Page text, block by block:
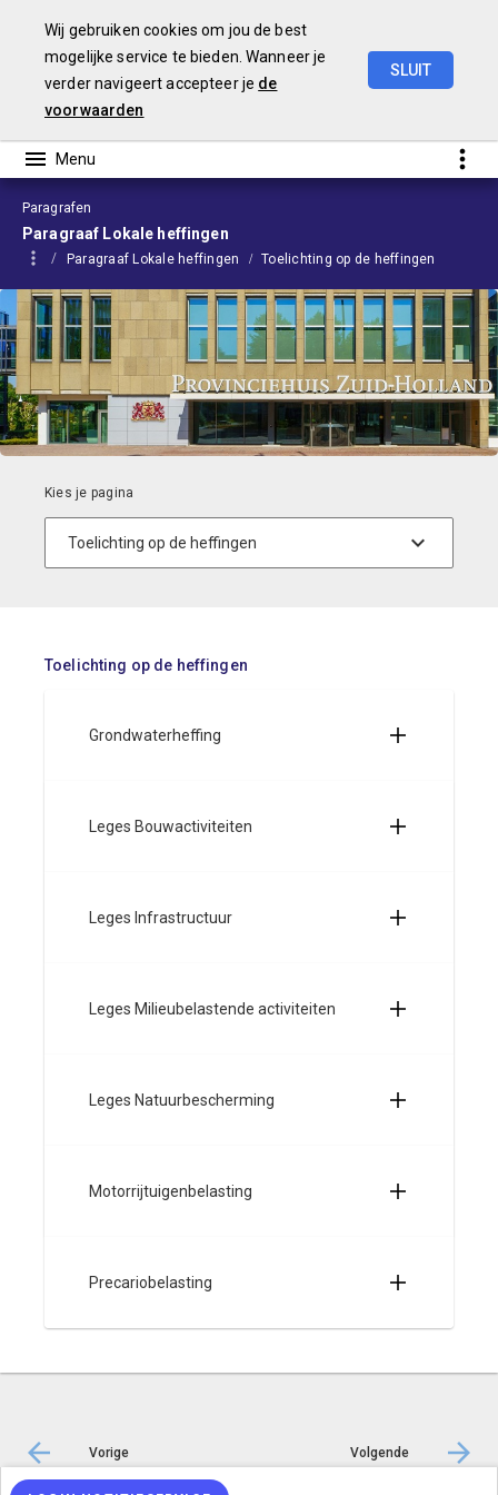
Wij gebruiken cookies om jou de best
mogelijke service te bieden. Wanneer je
verder navigeert accepteer je de
voorwaarden
SLUIT
Paragrafen
Paragraaf Lokale heffingen
Paragraaf Lokale heffingen Toelichting op de heffingen
Toelichting op de heffingen
Grondwaterheffing
Leges Bouwactiviteiten
Leges Infrastructuur
Leges Milieubelastende activiteiten
Leges Natuurbescherming
Motorrijtuigenbelasting
Precariobelasting
Vorige Volgende